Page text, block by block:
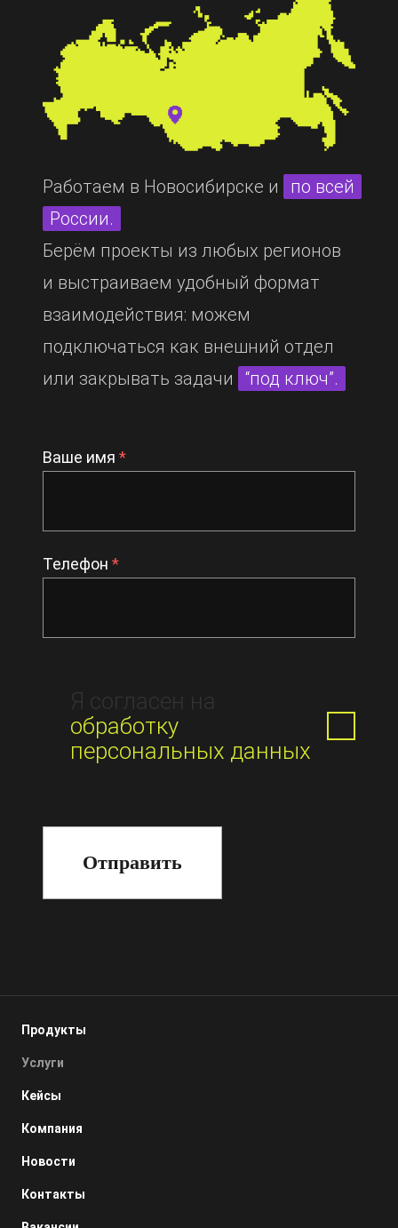
Работаем в Новосибирске и
по всей
России.
Берём проекты из любых регионов
и выстраиваем удобный формат
взаимодействия: можем
подключаться как внешний отдел
или закрывать задачи
“под ключ”.
Ваше имя *
Телефон *
Я согласен на
обработку
персональных данных
Продукты
Услуги
Кейсы
Компания
Новости
Контакты